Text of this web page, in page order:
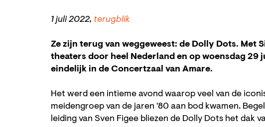
1 juli 2022, terugblik
Ze zijn terug van weggeweest: de Dolly Dots. Met
theaters door heel Nederland en op woensdag 29
eindelijk in de Concertzaal van Amare.
Het werd een intieme avond waarop veel van de
meidengroep van de jaren '80 aan bod kwamen.
leiding van Sven Figee bliezen de Dolly Dots het dak